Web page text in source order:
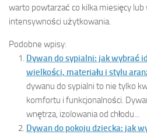
warto powtarzać co kilka miesięcy lub
intensywności użytkowania.
Podobne wpisy:
Dywan do sypialni: jak wybrać
wielkości, materiału i stylu
dywanu do sypialni to nie tylko
komfortu i funkcjonalności.
wnętrza, izolowania od chłodu...
Dywan do pokoju dziecka: jak